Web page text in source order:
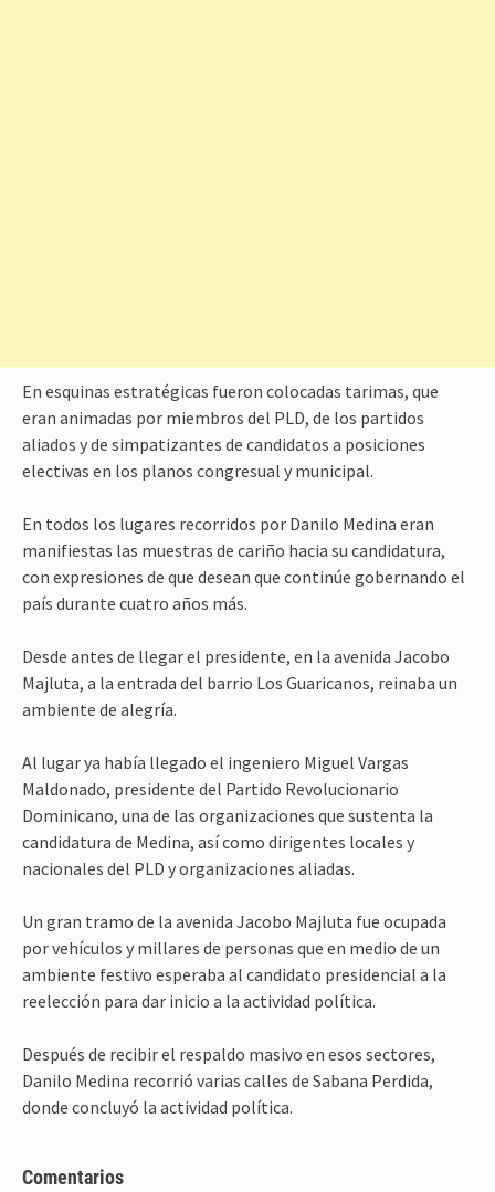
En esquinas estratégicas fueron colocadas tarimas, que
eran animadas por miembros del PLD, de los partidos
aliados y de simpatizantes de candidatos a posiciones
electivas en los planos congresual y municipal.
En todos los lugares recorridos por Danilo Medina eran
manifiestas las muestras de cariño hacia su candidatura,
con expresiones de que desean que continúe gobernando el
país durante cuatro años más.
Desde antes de llegar el presidente, en la avenida Jacobo
Majluta, a la entrada del barrio Los Guaricanos, reinaba un
ambiente de alegría.
Al lugar ya había llegado el ingeniero Miguel Vargas
Maldonado, presidente del Partido Revolucionario
Dominicano, una de las organizaciones que sustenta la
candidatura de Medina, así como dirigentes locales y
nacionales del PLD y organizaciones aliadas.
Un gran tramo de la avenida Jacobo Majluta fue ocupada
por vehículos y millares de personas que en medio de un
ambiente festivo esperaba al candidato presidencial a la
reelección para dar inicio a la actividad política.
Después de recibir el respaldo masivo en esos sectores,
Danilo Medina recorrió varias calles de Sabana Perdida,
donde concluyó la actividad política.
Comentarios